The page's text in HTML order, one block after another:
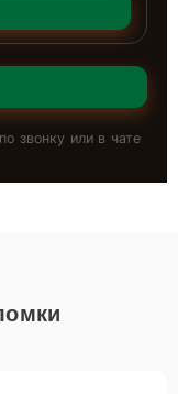
звонку или в чате